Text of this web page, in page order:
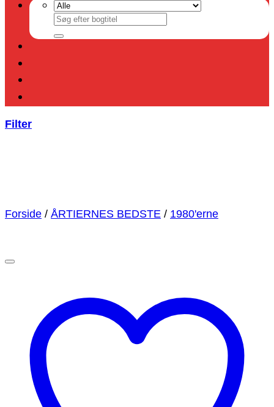
Søg
Filter
Forside / ÅRTIERNES BEDSTE / 1980'erne